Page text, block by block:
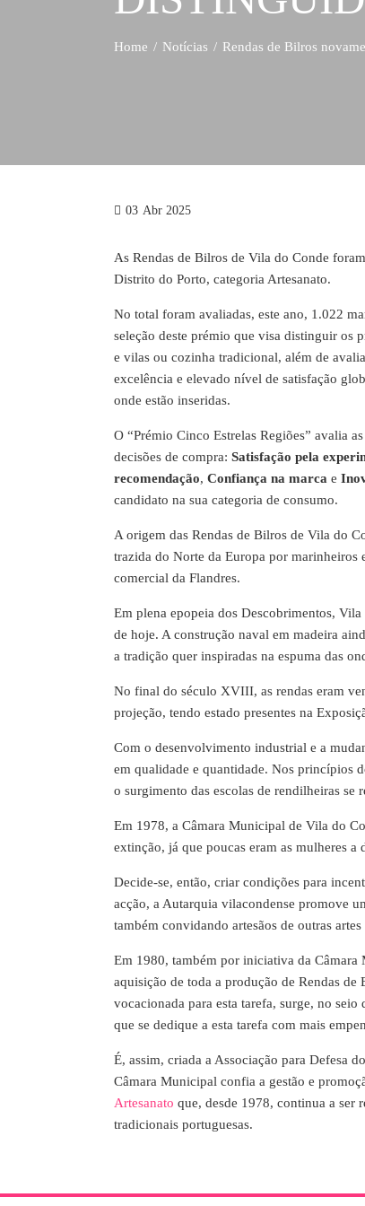
Home Notícias Rendas de Bilros
03 Abr 2025
As Rendas de Bilros de Vila do Conde
Distrito do Porto, categoria Artesanato.
No total foram avaliadas, este ano, 1.022
seleção deste prémio que visa distinguir os
e vilas ou cozinha tradicional, além de
excelência e elevado nível de satisfação
onde estão inseridas.
O “Prémio Cinco Estrelas Regiões” avalia
decisões de compra: Satisfação pela
recomendação, Confiança na marca e
candidato na sua categoria de consumo.
A origem das Rendas de Bilros de Vila do
trazida do Norte da Europa por marinheiros
comercial da Flandres.
Em plena epopeia dos Descobrimentos,
de hoje. A construção naval em madeira
a tradição quer inspiradas na espuma das
No final do século XVIII, as rendas eram
projeção, tendo estado presentes na
Com o desenvolvimento industrial e a
em qualidade e quantidade. Nos princípios
o surgimento das escolas de rendilheiras se
Em 1978, a Câmara Municipal de Vila do
extinção, já que poucas eram as mulheres a
Decide-se, então, criar condições para
acção, a Autarquia vilacondense promove
também convidando artesãos de outras
Em 1980, também por iniciativa da Câmara
aquisição de toda a produção de Rendas
vocacionada para esta tarefa, surge, no seio
que se dedique a esta tarefa com mais
É, assim, criada a Associação para Defesa
Câmara Municipal confia a gestão e
Artesanato que, desde 1978, continua a ser
tradicionais portuguesas.